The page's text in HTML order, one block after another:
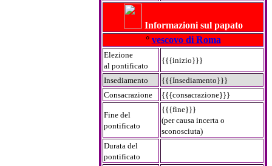
Informazioni sul papato
° vescovo di Roma
Elezione
al pontificato
{{{inizio}}}
Insediamento
{{{Insediamento}}}
Consacrazione
{{{consacrazione}}}
Fine del
pontificato
{{{fine}}}
(per causa incerta o
sconosciuta)
Durata del
pontificato